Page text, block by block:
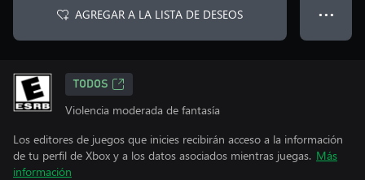
AGREGAR A LA LISTA DE DESEOS ● ● ●
TODOS
Violencia moderada de fantasía
Los editores de juegos que inicies recibirán acceso a la información
de tu perfil de Xbox y a los datos asociados mientras juegas. Más
información